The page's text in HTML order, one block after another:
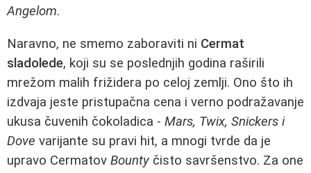
Angelom.
Naravno, ne smemo zaboraviti ni Cermat
sladolede, koji su se poslednjih godina raširili
mrežom malih frižidera po celoj zemlji. Ono što ih
izdvaja jeste pristupačna cena i verno podražavanje
ukusa čuvenih čokoladica - Mars, Twix, Snickers i
Dove varijante su pravi hit, a mnogi tvrde da je
upravo Cermatov Bounty čisto savršenstvo. Za one